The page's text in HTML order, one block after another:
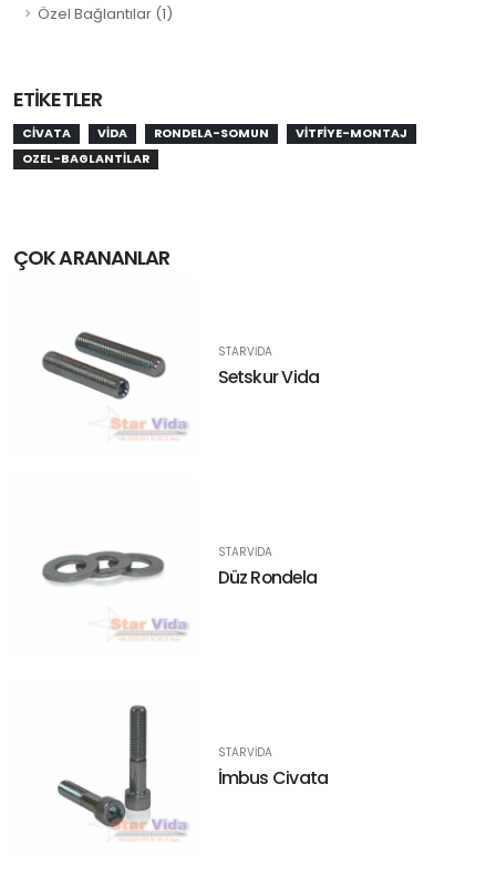
Özel Bağlantılar (1)
ETIKETLER
CIVATA VIDA RONDELA-SOMUN
VITFIYE-MONTAJ
OZEL-BAGLANTILAR
ÇOK ARANANLAR
STARVIDA
Setskur Vida
STARVIDA
Düz Rondela
STARVIDA
İmbus Civata